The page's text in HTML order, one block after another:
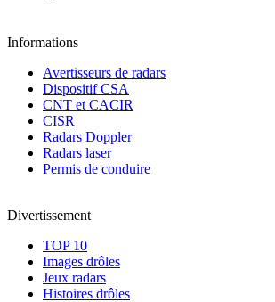
Informations
Avertisseurs de radars
Dispositif CSA
CNT et CACIR
CISR
Radars Doppler
Radars laser
Permis de conduire
Divertissement
TOP 10
Images drôles
Jeux radars
Histoires drôles